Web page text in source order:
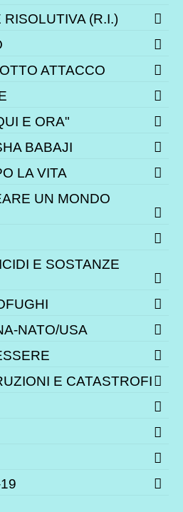
(R.I.)
ATTACCO
E ORA"
BABAJI
LA VITA
UN MONDO
E SOSTANZE
NATO/USA
E CATASTROFI